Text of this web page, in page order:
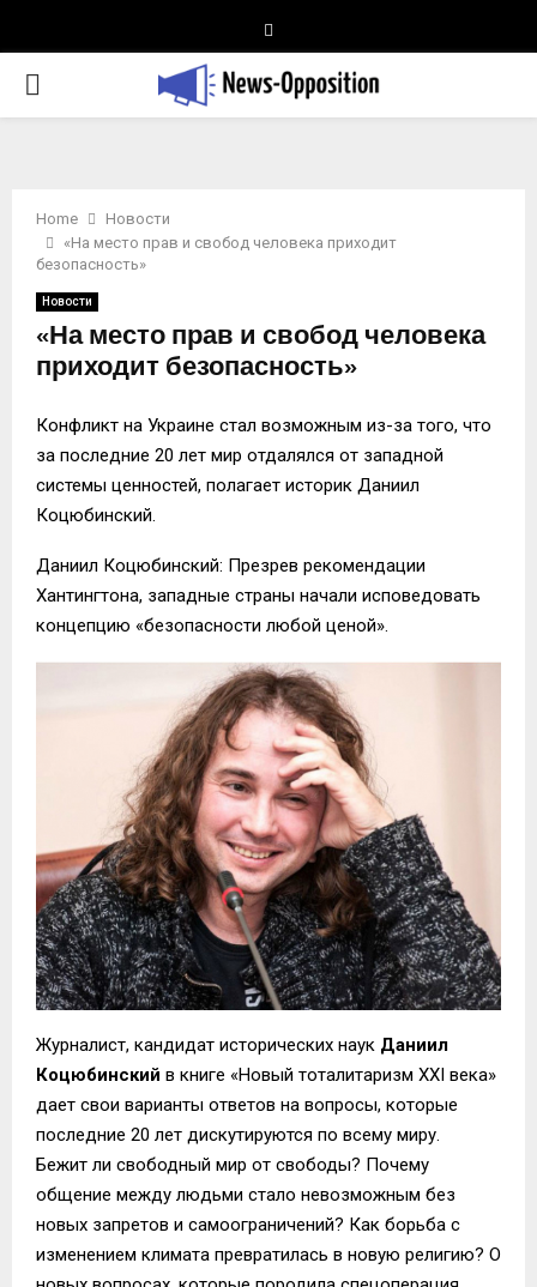
PRIMARY
Home
Новости
«На место прав и свобод человека приходит
безопасность»
Новости
«На место прав и свобод человека
приходит безопасность»
Конфликт на Украине стал возможным из-за того, что
за последние 20 лет мир отдалялся от западной
системы ценностей, полагает историк Даниил
Коцюбинский.
Даниил Коцюбинский: Презрев рекомендации
Хантингтона, западные страны начали исповедовать
концепцию «безопасности любой ценой».
Журналист, кандидат исторических наук Даниил
Коцюбинский в книге «Новый тоталитаризм XXI века»
дает свои варианты ответов на вопросы, которые
последние 20 лет дискутируются по всему миру.
Бежит ли свободный мир от свободы? Почему
общение между людьми стало невозможным без
новых запретов и самоограничений? Как борьба с
изменением климата превратилась в новую религию? О